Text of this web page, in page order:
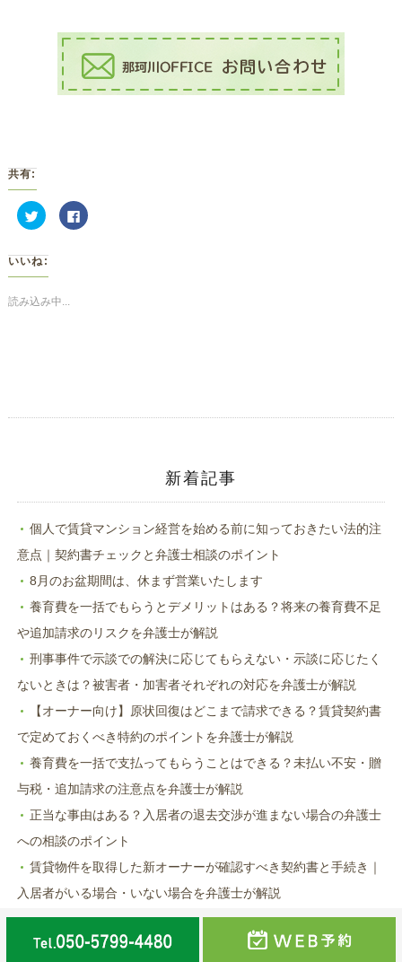
共有:
ク
リ
し
て
Twitter
共
有
開
Facebook
で
し
開
ま
す)
いいね:
読み込み中...
新着記事
個人で賃貸マンション経営を始める前に知っておきたい法的注
意点｜契約書チェックと弁護士相談のポイント
8月のお盆期間は、休まず営業いたします
養育費を一括でもらうとデメリットはある？将来の養育費不足
や追加請求のリスクを弁護士が解説
刑事事件で示談での解決に応じてもらえない・示談に応じたく
ないときは？被害者・加害者それぞれの対応を弁護士が解説
【オーナー向け】原状回復はどこまで請求できる？賃貸契約書
で定めておくべき特約のポイントを弁護士が解説
養育費を一括で支払ってもらうことはできる？未払い不安・贈
与税・追加請求の注意点を弁護士が解説
正当な事由はある？入居者の退去交渉が進まない場合の弁護士
への相談のポイント
賃貸物件を取得した新オーナーが確認すべき契約書と手続き｜
入居者がいる場合・いない場合を弁護士が解説
別居中の不貞行為で慰謝料は請求できる？離婚時への影響と婚
姻関係の破綻について弁護士が解説